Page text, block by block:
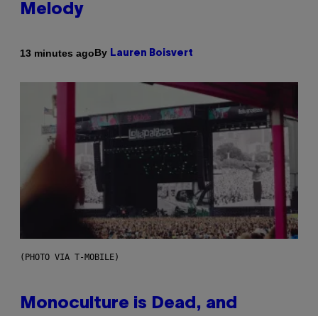
Melody
13 minutes agoBy Lauren Boisvert
(PHOTO VIA T-MOBILE)
Monoculture is Dead, and